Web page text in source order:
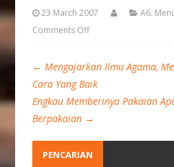
23 March 2007
A6.
Comments Off
← Mengajarkan Ilmu Agama,
Cara Yang Baik
Engkau Memberinya Pakaian
Berpakaian →
PENCARIAN